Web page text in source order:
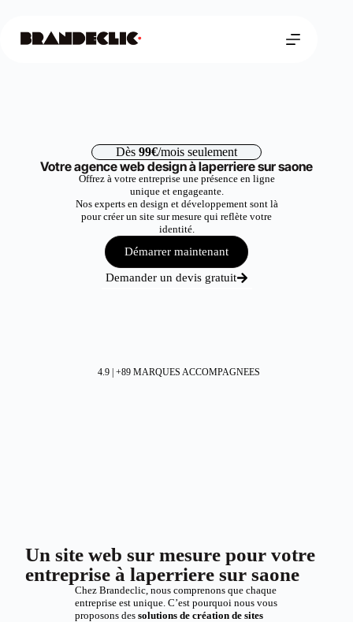
Dès 99€/mois seulement
Votre agence web design à laperriere sur saone
Offrez à votre entreprise une présence en ligne
unique et engageante.
Nos experts en design et développement sont là
pour créer un site sur mesure qui reflète votre
identité.
Démarrer maintenant
Demander un devis gratuit
4.9 | +89 MARQUES ACCOMPAGNEES
Un site web sur mesure pour votre
entreprise à laperriere sur saone
Chez Brandeclic, nous comprenons que chaque
entreprise est unique. C’est pourquoi nous vous
proposons des solutions de création de sites